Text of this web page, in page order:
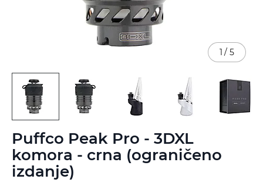
Puffco Peak Pro - 3DXL
komora - crna (ograničeno
izdanje)
1 / 5
to
the
beginning
of